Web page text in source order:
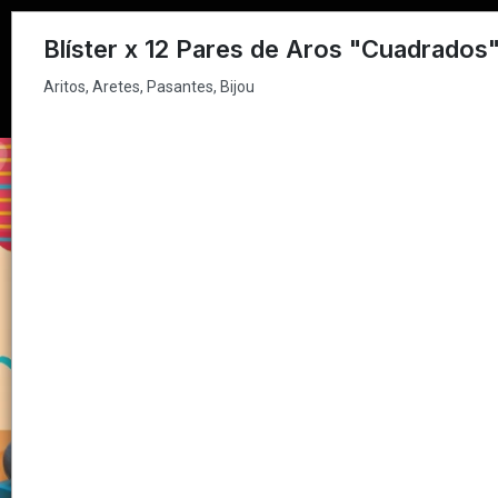
Aritos, Aretes, Pasantes, Bijou
Blíster x 12 Pares de Aros "Cuadrados"
Aritos, Aretes, Pasantes, Bijou